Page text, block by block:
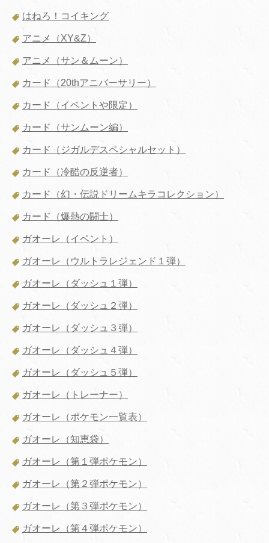
はねろ！コイキング
アニメ（XY&Z）
アニメ（サン＆ムーン）
カード（20thアニバーサリー）
カード（イベントや限定）
カード（サンムーン編）
カード（ジガルデスペシャルセット）
カード（冷酷の反逆者）
カード（幻・伝説ドリームキラコレクション）
カード（爆熱の闘士）
ガオーレ（イベント）
ガオーレ（ウルトラレジェンド１弾）
ガオーレ（ダッシュ１弾）
ガオーレ（ダッシュ２弾）
ガオーレ（ダッシュ３弾）
ガオーレ（ダッシュ４弾）
ガオーレ（ダッシュ５弾）
ガオーレ（トレーナー）
ガオーレ（ポケモン一覧表）
ガオーレ（知恵袋）
ガオーレ（第１弾ポケモン）
ガオーレ（第２弾ポケモン）
ガオーレ（第３弾ポケモン）
ガオーレ（第４弾ポケモン）